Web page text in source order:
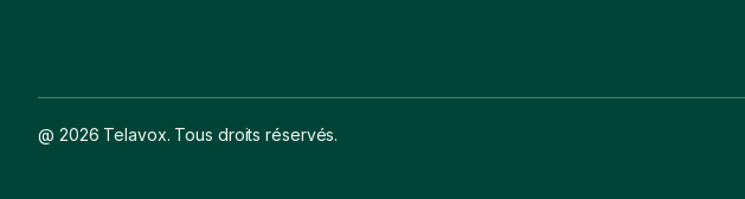
@ 2026 Telavox. Tous droits réservés.